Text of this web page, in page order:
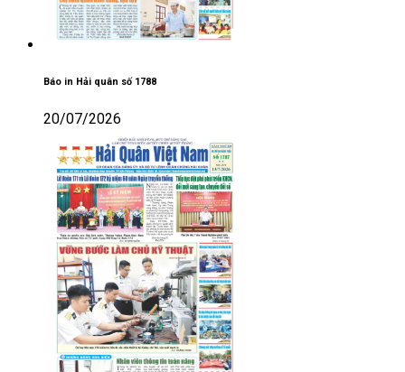
Báo in Hải quân số 1788
20/07/2026